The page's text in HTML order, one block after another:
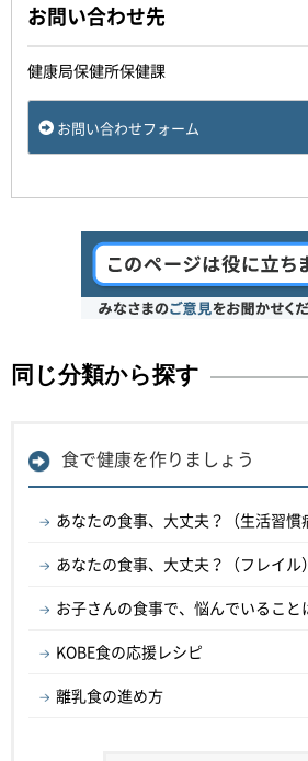
お問い合わせ先
健康局保健所保健課
お問い合わせフォーム
同じ分類から探す
食で健康を作りましょう
あなたの食事、大丈夫？（生活習慣
あなたの食事、大丈夫？（フレイル）
お子さんの食事で、悩んでいること
KOBE食の応援レシピ
離乳食の進め方